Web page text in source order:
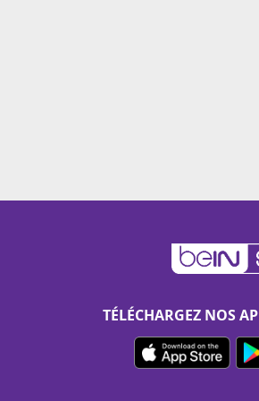
TÉLÉCHARGEZ NOS